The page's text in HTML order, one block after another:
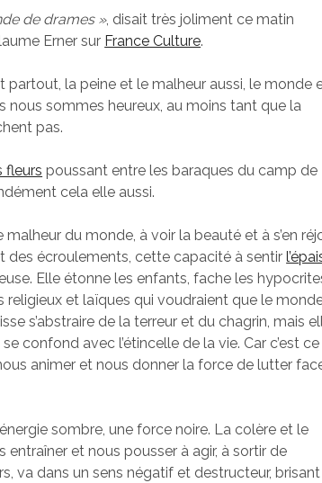
de drames », disait très joliment ce matin
Erner sur France Culture.
la peine et le malheur aussi, le monde
nous sommes heureux, au moins tant que la
pas.
fleurs poussant entre les baraques du camp de
cela elle aussi.
du monde, à voir la beauté et à s’en
des écroulements, cette capacité à sentir
Elle étonne les enfants, fache les
et laïques qui voudraient que le
s’abstraire de la terreur et du chagrin, mais
confond avec l’étincelle de la vie. Car c’est ce
animer et nous donner la force de lutter
sombre, une force noire. La colère et le
et nous pousser à agir, à sortir de
va dans un sens négatif et destructeur,